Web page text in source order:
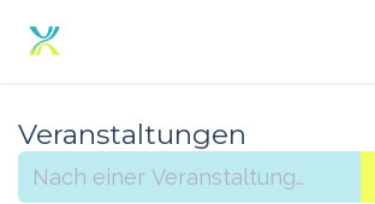
Veranstaltungen